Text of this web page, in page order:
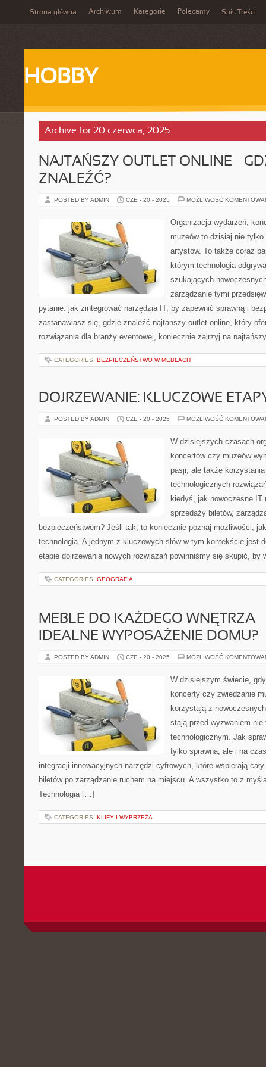
Strona główna Archiwum Kategorie Polecamy Spis Treści
HOBBY
Archive for 20 czerwca, 2025
NAJTAŃSZY OUTLET ONLINE –
ZNALEŹĆ?
POSTED BY ADMIN CZE - 20 - 2025 MOŻLIWOŚĆ
Organizacja wydarzeń,
muzeów to dzisiaj nie
artystów. To także coraz
którym technologia
szukających
zarządzanie tymi
pytanie: jak zintegrować narzędzia IT, by zapewnić sprawną i
zastanawiasz się, gdzie znaleźć najtanszy outlet online, który
rozwiązania dla branży eventowej, koniecznie zajrzyj na
CATEGORIES: BEZPIECZEŃSTWO W MEBLACH
DOJRZEWANIE: KLUCZOWE
POSTED BY ADMIN CZE - 20 - 2025 MOŻLIWOŚĆ
W dzisiejszych czasach
koncertów czy muzeów
pasji, ale także
technologicznych
kiedyś, jak nowoczesne IT
sprzedaży biletów,
bezpieczeństwem? Jeśli tak, to koniecznie poznaj możliwości,
technologia. A jednym z kluczowych słów w tym kontekście jest
etapie dojrzewania nowych rozwiązań powinniśmy się skupić,
CATEGORIES: GEOGRAFIA
MEBLE DO KAŻDEGO WNĘTRZA
IDEALNE WYPOSAŻENIE DOMU?
POSTED BY ADMIN CZE - 20 - 2025 MOŻLIWOŚĆ
W dzisiejszym świecie,
koncerty czy zwiedzanie
korzystają z
stają przed wyzwaniem
technologicznym. Jak
tylko sprawna, ale i na
integracji innowacyjnych narzędzi cyfrowych, które wspierają
biletów po zarządzanie ruchem na miejscu. A wszystko to z
Technologia […]
CATEGORIES: KLIFY I WYBRZEŻA